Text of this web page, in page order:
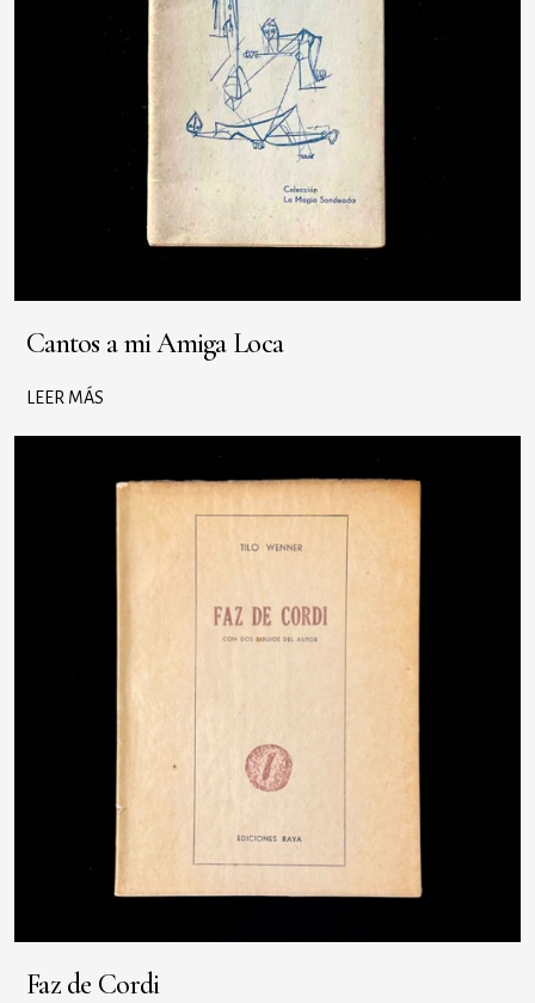
Cantos a mi Amiga Loca
LEER MÁS
Faz de Cordi